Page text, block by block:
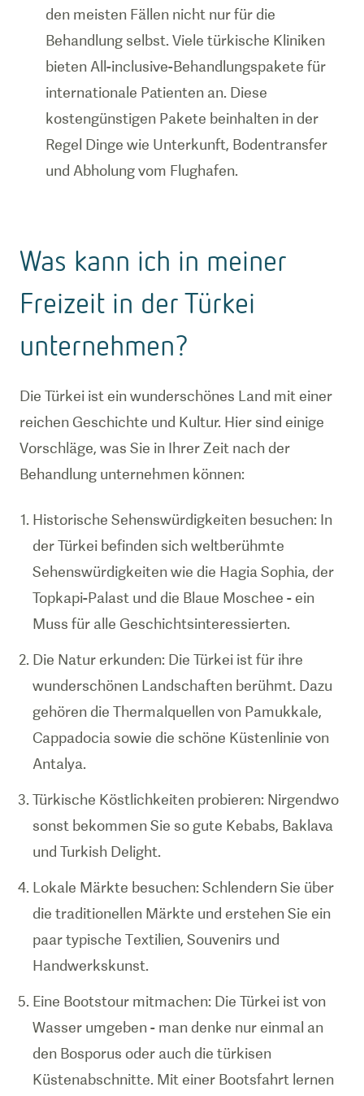
den meisten Fällen nicht nur für die
Behandlung selbst. Viele türkische Kliniken
bieten All-inclusive-Behandlungspakete für
internationale Patienten an. Diese
kostengünstigen Pakete beinhalten in der
Regel Dinge wie Unterkunft, Bodentransfer
und Abholung vom Flughafen.
Was kann ich in meiner
Freizeit in der Türkei
unternehmen?
Die Türkei ist ein wunderschönes Land mit einer
reichen Geschichte und Kultur. Hier sind einige
Vorschläge, was Sie in Ihrer Zeit nach der
Behandlung unternehmen können:
Historische Sehenswürdigkeiten besuchen: In
der Türkei befinden sich weltberühmte
Sehenswürdigkeiten wie die Hagia Sophia, der
Topkapi-Palast und die Blaue Moschee - ein
Muss für alle Geschichtsinteressierten.
Die Natur erkunden: Die Türkei ist für ihre
wunderschönen Landschaften berühmt. Dazu
gehören die Thermalquellen von Pamukkale,
Cappadocia sowie die schöne Küstenlinie von
Antalya.
Türkische Köstlichkeiten probieren: Nirgendwo
sonst bekommen Sie so gute Kebabs, Baklava
und Turkish Delight.
Lokale Märkte besuchen: Schlendern Sie über
die traditionellen Märkte und erstehen Sie ein
paar typische Textilien, Souvenirs und
Handwerkskunst.
Eine Bootstour mitmachen: Die Türkei ist von
Wasser umgeben - man denke nur einmal an
den Bosporus oder auch die türkisen
Küstenabschnitte. Mit einer Bootsfahrt lernen